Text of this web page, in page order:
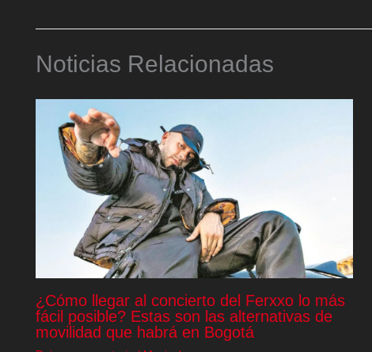
Noticias Relacionadas
¿Cómo llegar al concierto del Ferxxo lo más
fácil posible? Estas son las alternativas de
movilidad que habrá en Bogotá